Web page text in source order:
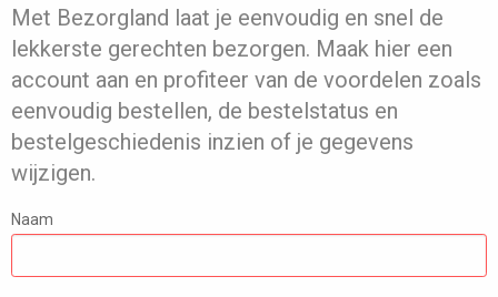
Met Bezorgland laat je eenvoudig en snel de
lekkerste gerechten bezorgen. Maak hier een
account aan en profiteer van de voordelen zoals
eenvoudig bestellen, de bestelstatus en
bestelgeschiedenis inzien of je gegevens
wijzigen.
Naam